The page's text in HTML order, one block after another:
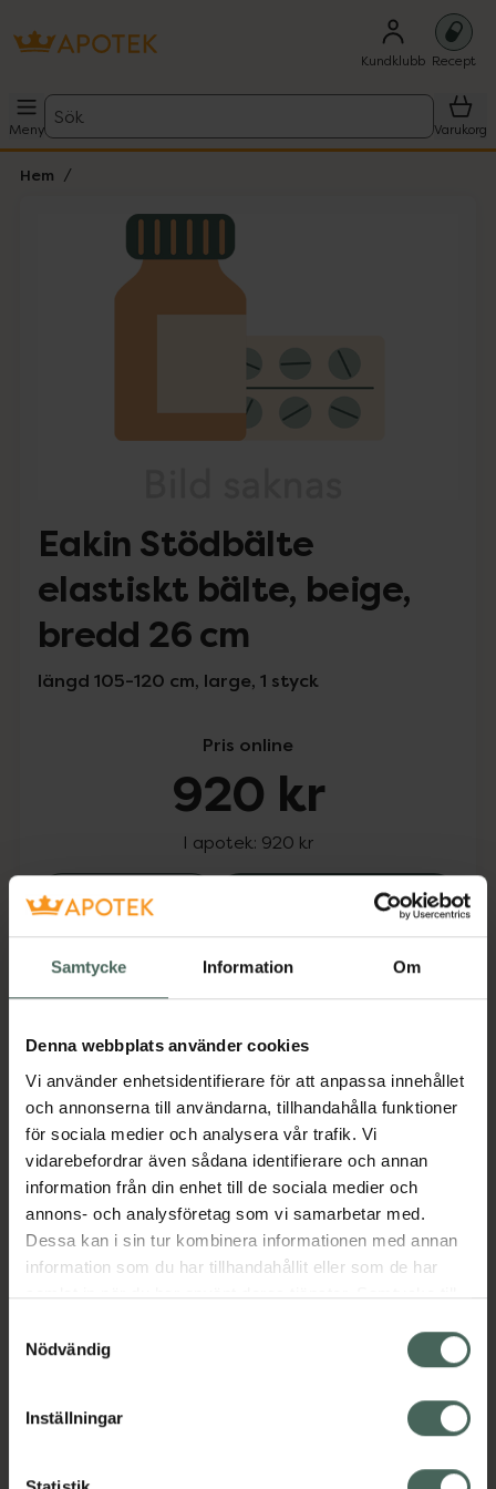
Samtycke Information Om
Denna webbplats använder cookies
Vi använder enhetsidentifierare för att anpassa innehållet
och annonserna till användarna, tillhandahålla funktioner
för sociala medier och analysera vår trafik. Vi
vidarebefordrar även sådana identifierare och annan
information från din enhet till de sociala medier och
annons- och analysföretag som vi samarbetar med.
Dessa kan i sin tur kombinera informationen med annan
information som du har tillhandahållit eller som de har
samlat in när du har använt deras tjänster. Samtycke till
återkalla ditt samtycke via webbplatsens
cookieinställningar. Ett återkallat samtycke påverkar inte
lagligheten av behandling som skett innan återkallelsen.
Nödvändig
Inställningar
Kundklubb Recept
Meny
Sök
Varukorg
Hem
Lista: . Innehåller 1 objekt.
Eakin Stödbälte
elastiskt bälte, beige,
bredd 26 cm
längd 105-120 cm, large, 1 styck
Pris online
920 kr
I apotek: 920 kr
Eakin
Finns i webblager
Aktuella erbjudanden
Beskrivning
Jämförpris 920 kr/st
EAN:00000020212101
Kategorier:
Kronans Apotek finns här för dig. Du hittar oss från Skåne i